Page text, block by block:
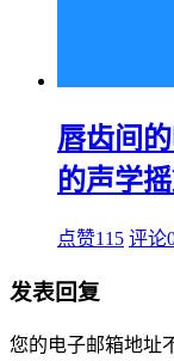
唇齿间
的声学
点赞115 评论
发表回复
您的电子邮箱地址